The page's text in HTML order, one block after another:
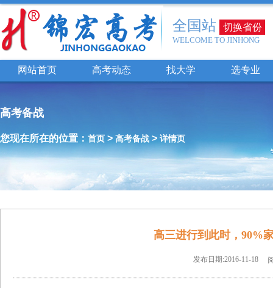
全国站 切换省份
WELCOME TO JINHONG
网站首页 高考动态 找大学 选专业
高考备战
您现在所在的位置： 首页 > 高考备战 > 详情页
高三进行到此时，90%
发布日期:2016-11-18